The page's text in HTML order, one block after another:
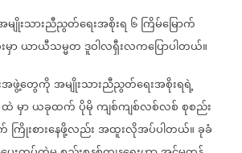
မျိုးသားညီညွတ်ရေးအစိုးရ ၆ကြိမ်မြောက်
ာယာယီသမ္မတဒူဝါလရှီးလကပြောပါတယ်။
အဖွဲ့တွေကိုအမျိုးသားညီညွတ်ရေးအစိုးရရဲ့
ထဲမှာယခုထက်ပိုမိုကျစ်ကျစ်လစ်လစ်စုစည်း
ကြိုးစားနေဖို့လည်းအထူးလိုအပ်ပါတယ်။ခုခံ